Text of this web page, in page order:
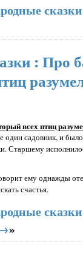
: Про
всех птиц
один садовник, и
Старшему
ему однажды
счастья.
»